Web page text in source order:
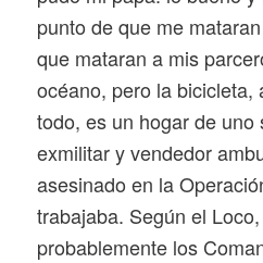
punto de que me
que mataran a mis
océano, pero la bicicleta,
todo, es un hogar de uno
exmilitar y vendedor
asesinado en la
trabajaba. Según el
probablemente los